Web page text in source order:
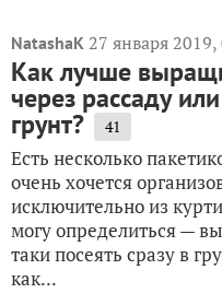
NatashaK 27 января
Как лучше
через рассаду
грунт? 41
Есть несколько
очень хочется
исключительно из
могу определиться —
таки посеять сразу в
как...